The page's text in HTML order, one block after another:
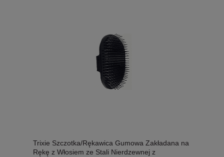
Trixie Szczotka/Rękawica Gumowa Zakładana na
Rękę z Włosiem ze Stali Nierdzewnej z